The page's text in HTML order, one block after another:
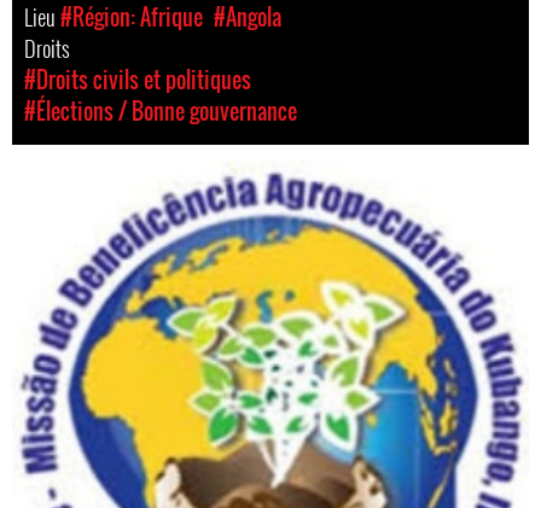
Lieu#Région: Afrique #Angola
Droits
#Droits civils et politiques
#Élections / Bonne gouvernance